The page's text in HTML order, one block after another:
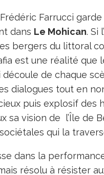
Farrucci
dans Le Mohican. Si
bergers du littoral
est une réalité que
de chaque
dialogues tout en
puis explosif des
sa vision de l’Île de
qui la
dans la
résolu à résister